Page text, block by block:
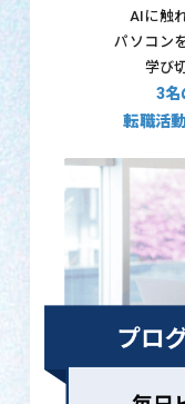
AIに触
パソコン
学び
3名
転職活